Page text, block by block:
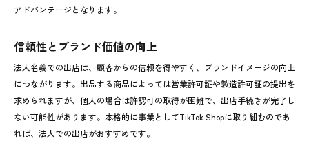
アドバンテージとなります。
信頼性とブランド価値の向上
法人名義での出店は、顧客からの信頼を得やすく、ブランドイメージの向上
につながります。出品する商品によっては営業許可証や製造許可証の提出を
求められますが、個人の場合は許認可の取得が困難で、出店手続きが完了し
ない可能性があります。本格的に事業としてTikTok Shopに取り組むのであ
れば、法人での出店がおすすめです。